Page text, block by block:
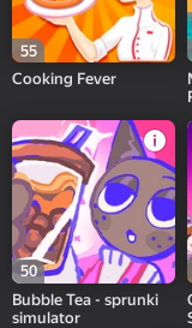
55
Cooking Fever
50
Bubble Tea - sprunki
simulator